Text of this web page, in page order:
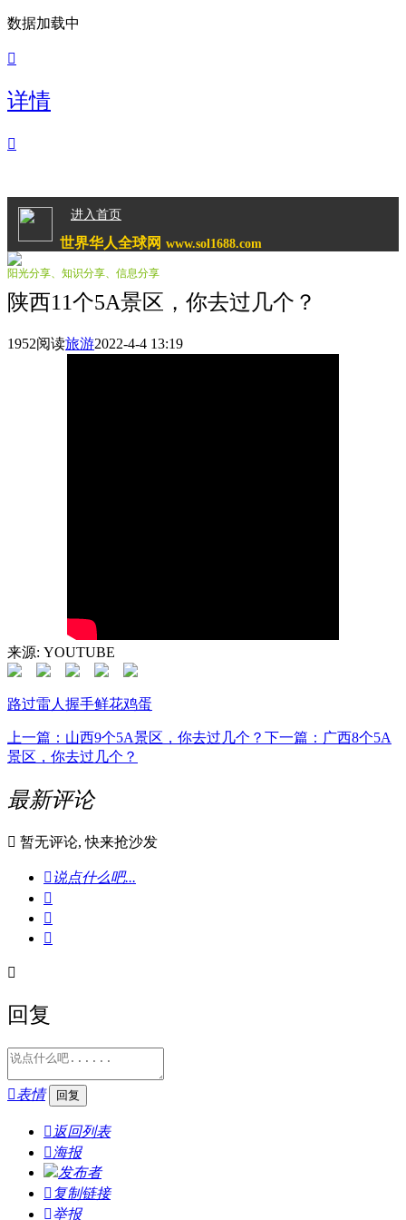
数据加载中

详情

进入首页
世界华人全球网 www.sol1688.com
阳光分享、知识分享、信息分享
陕西11个5A景区，你去过几个？
1952阅读旅游2022-4-4 13:19
来源: YOUTUBE
路过雷人 握手鲜花鸡蛋
上一篇：山西9个5A景区，你去过几个？ 下一篇：广西8个5A
景区，你去过几个？
最新评论
 暂无评论, 快来抢沙发
说点什么吧...




回复
表情
 返回列表
 海报
发布者
 复制链接
举报